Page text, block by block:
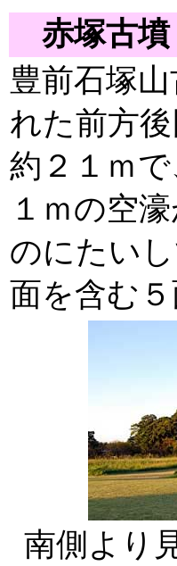
赤塚古墳
豊前石塚
れた前方
約２１ｍ
１ｍの空
のにたい
面を含む
南側より